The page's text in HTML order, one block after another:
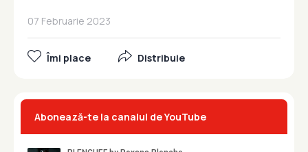
07 Februarie 2023
Îmi place Distribuie
Abonează-te la canalul de YouTube